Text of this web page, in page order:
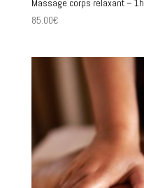
Massage corps relaxant – 1h
85.00€